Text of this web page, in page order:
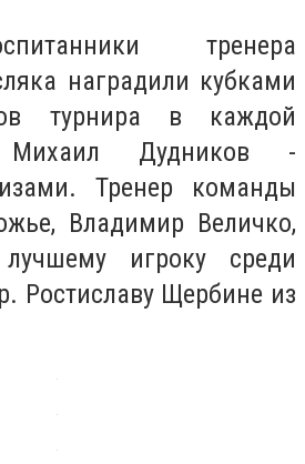
тренера
наградили кубками
турнира в каждой
Дудников -
Тренер команды
Владимир Величко,
игроку среди
Ростиславу Щербине из